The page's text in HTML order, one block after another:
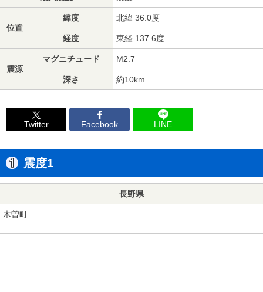
位置
緯度 北緯 36.0度
経度 東経 137.6度
震源
マグニチュード M2.7
深さ 約10km
Twitter Facebook LINE
震度1
長野県
木曽町